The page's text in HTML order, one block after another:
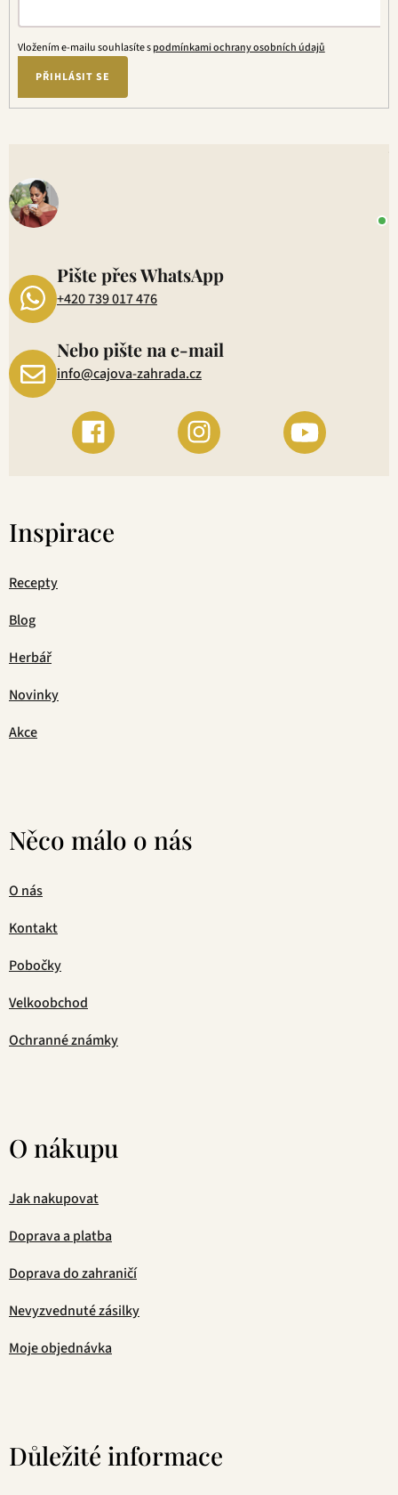
Vložením e-mailu souhlasíte spodmínkami ochrany osobních údajů
PŘIHLÁSIT SE
Pište přes WhatsApp
+420 739 017 476
Nebo pište na e-mail
info@cajova-zahrada.cz
Inspirace
Recepty
Blog
Herbář
Novinky
Akce
Něco málo o nás
O nás
Kontakt
Pobočky
Velkoobchod
Ochranné známky
O nákupu
Jak nakupovat
Doprava a platba
Doprava do zahraničí
Nevyzvednuté zásilky
Moje objednávka
Důležité informace